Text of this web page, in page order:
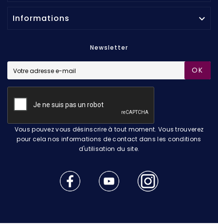
Informations 
Newsletter
OK
Vous pouvez vous désinscrire à tout moment. Vous trouverez
pour cela nos informations de contact dans les conditions
d'utilisation du site.